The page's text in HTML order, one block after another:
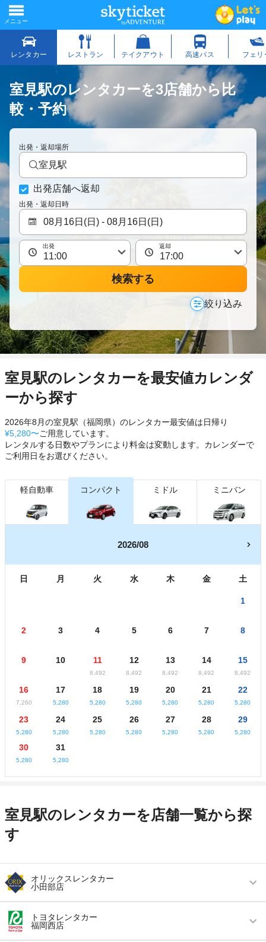
室見駅のレンタカーを3店舗から比
較・予約
出発・返却場所
室見駅
出発店舗へ返却
出発・返却日時
出発 返却
検索する
絞り込み
室見駅のレンタカーを最安値カレンダ
ーから探す
2026年8月の室見駅（福岡県）のレンタカー最安値は日帰り
¥5,280〜ご用意しています。
レンタルする日数やプランにより料金は変動します。カレンダーで
ご利用日をお選びください。
軽自動車 コンパクト ミドル ミニバン
2026/08
日 月 火 水 木 金 土
1
2 3 4 5 6 7 8
9 10 11
8,492
12
8,492
13
8,492
14
8,492
15
8,492
16
7,260
17
5,280
18
5,280
19
5,280
20
5,280
21
5,280
22
5,280
23
5,280
24
5,280
25
5,280
26
5,280
27
5,280
28
5,280
29
5,280
30
5,280
31
5,280
室見駅のレンタカーを店舗一覧から探
す
オリックスレンタカー
小田部店
営業時間 毎日 09:00 ～ 19:00
アクセス
トヨタレンタカー
福岡西店